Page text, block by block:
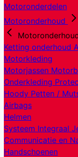
Motoronderdelen
Motoronderhoud
Ketting onderhoud
Motorkleding
Motorjassen
Onderkleding
Hoody Petten /
Airbags
Helmen
Systeem Integraal
Communicatie en
Handschoenen